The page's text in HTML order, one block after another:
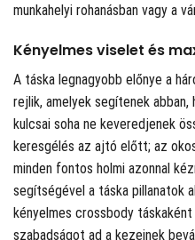
munkahelyi rohanásban vagy a
Kényelmes viselet és
A táska legnagyobb előnye a
rejlik, amelyek segítenek
kulcsai soha ne keveredjenek
keresgélés az ajtó előtt; az
minden fontos holmi azonnal
segítségével a táska pillanatok
kényelmes crossbody
szabadságot ad a kezeinek